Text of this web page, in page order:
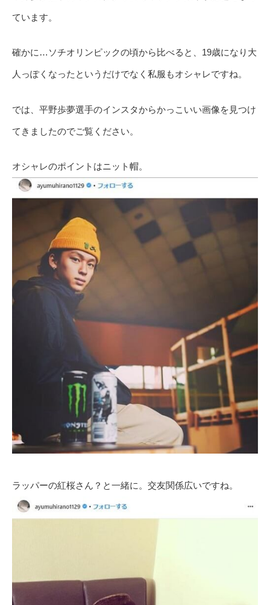
ています。
確かに…ソチオリンピックの頃から比べると、19歳になり大
人っぽくなったというだけでなく私服もオシャレですね。
では、平野歩夢選手のインスタからかっこいい画像を見つけ
てきましたのでご覧ください。
オシャレのポイントはニット帽。
ラッパーの紅桜さん？と一緒に。交友関係広いですね。